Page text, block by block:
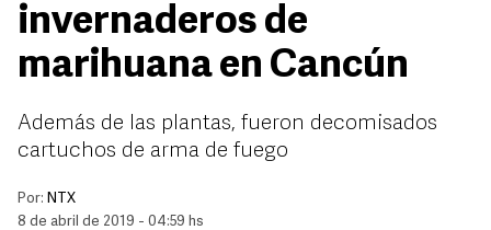
invernaderos de
marihuana en Cancún
Además de las plantas, fueron decomisados
cartuchos de arma de fuego
Por: NTX
8 de abril de 2019 - 04:59 hs